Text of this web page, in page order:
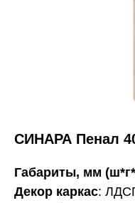
СИНАРА Пенал
Габариты, мм
Декор каркас: